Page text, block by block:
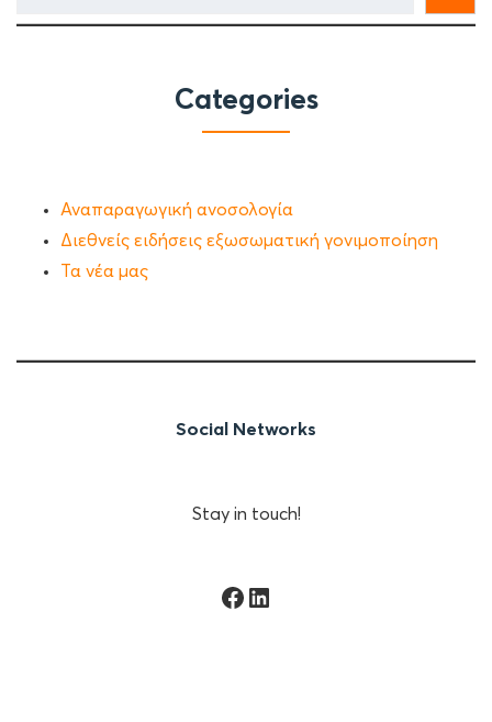
Categories
Αναπαραγωγική ανοσολογία
Διεθνείς ειδήσεις εξωσωματική γονιμοποίηση
Τα νέα μας
Social Networks
Stay in touch!
Facebook
Linkedin